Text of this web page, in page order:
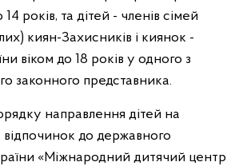
років, та дітей - членів сімей
киян-Захисників і киянок -
віком до 18 років у одного з
законного представника.
направлення дітей на
до державного
«Міжнародний дитячий центр